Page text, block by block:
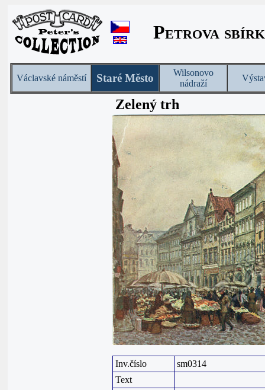
Petrova
Václavské náměstí Staré Město
Wilsonovo
nádraží
Zelený trh
Inv.číslo
sm0314
Text